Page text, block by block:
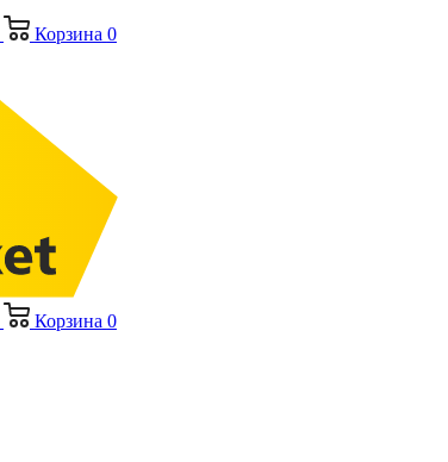
Корзина 0
Корзина 0